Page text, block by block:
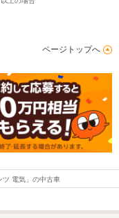
ページトップへ
ツ 電気」の中古車